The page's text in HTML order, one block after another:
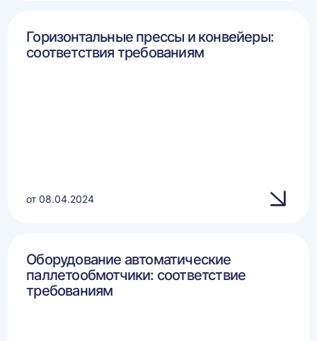
Горизонтальные прессы и конвейеры:
соответствия требованиям
от 08.04.2024
Оборудование автоматические
паллетообмотчики: соответствие
требованиям